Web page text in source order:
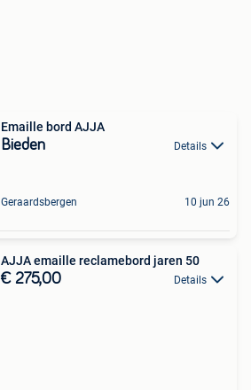
Emaille bord AJJA
Bieden Details
Geraardsbergen 10 jun 26
AJJA emaille reclamebord jaren 50
€ 275,00 Details